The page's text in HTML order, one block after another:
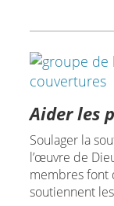
Aider les
Soulager la
l’œuvre de
membres font
soutiennent